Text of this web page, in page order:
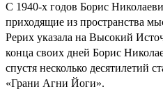
С 1940-х годов Борис
приходящие из пространства
Рерих указала на Высокий
конца своих дней Борис
спустя несколько десятилетий
«Грани Агни Йоги».